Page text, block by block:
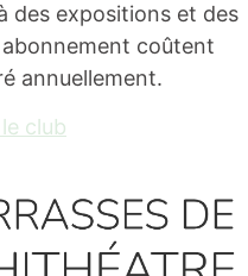
des expositions et des
coûtent
annuellement.
club